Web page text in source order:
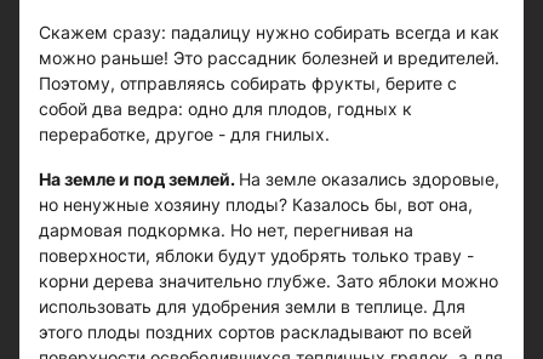
Скажем сразу: падалицу нужно собирать всегда и как
можно раньше! Это рассадник болезней и вредителей.
Поэтому, отправляясь собирать фрукты, берите с
собой два ведра: одно для плодов, годных к
переработке, другое - для гнилых.
На земле и под землей. На земле оказались здоровые,
но ненужные хозяину плоды? Казалось бы, вот она,
дармовая подкормка. Но нет, перегнивая на
поверхности, яблоки будут удобрять только траву -
корни дерева значительно глубже. Зато яблоки можно
использовать для удобрения земли в теплице. Для
этого плоды поздних сортов раскладывают по всей